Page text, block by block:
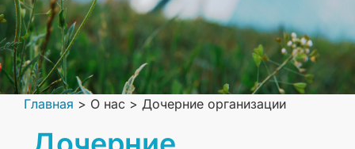
Главная > О нас > Дочерние организации